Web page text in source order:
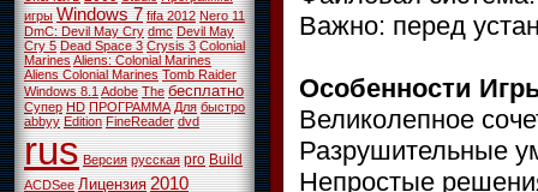
игры Windows 7 fifa 2012 Nero 11
DmC: Devil May Cry dmc Devil May
Cry 5 Dead Space 3 Crysis 3 Colonial
MarinesAliens: Colonial Marines
Aliens Colonial Marines Tomb Raider
Windows 8.1Adobe The бесплатно
Супер HD ПРОГРАММА Для быстро
abbyy Edition FineReader dvd
rus Версия русская pro Build
ACDSee Лицензия 2010
Важно: перед
Особенности
Великолепное
Разрушительные
Непростые